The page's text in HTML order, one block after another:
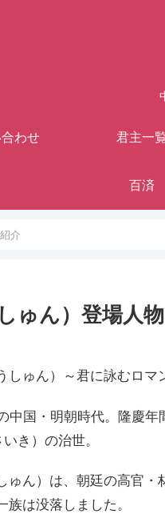
わせ 君主一
百済
介
ゅん）登場人
ゅん）～君に詠むロマ
中国・明朝時代。隆慶年
き）の治世。
ゅん）は、朝廷の高官
は没落しました。